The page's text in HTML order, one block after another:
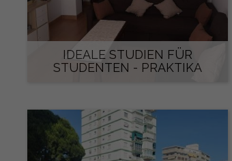
IDEALE STUDIEN FÜR
STUDENTEN - PRAKTIKA